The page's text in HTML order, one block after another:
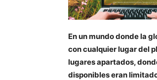
En un mundo donde la
con cualquier lugar del
lugares apartados,
disponibles eran